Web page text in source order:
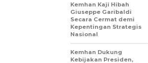
Kemhan Kaji Hibah
Giuseppe Garibaldi
Secara Cermat demi
Kepentingan Strategis
Nasional
Kemhan Dukung
Kebijakan Presiden,